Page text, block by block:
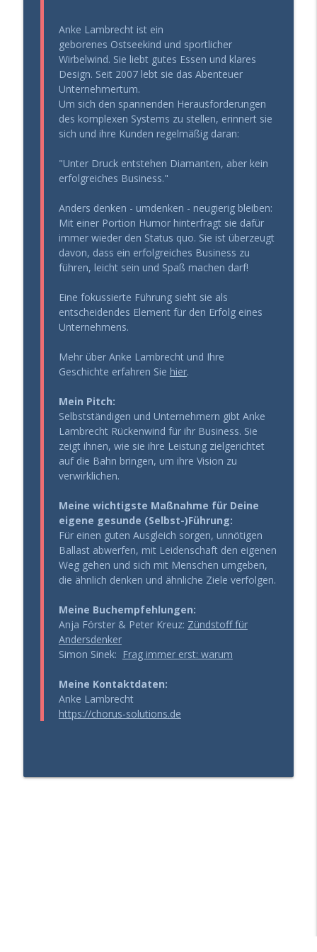
Mit 60 mehr Energie haben, als mit 30?
(Das Geheimnis der Kohärenz)
Gesund Führen - der Leadership Podcast
Die „Vernunft-Falle“: Warum erfahrenen
Chefs der Durchbruch fehlt
Gesund Führen - der Leadership Podcast
info_outline
Blutwerte top, trotzdem erschöpft?
Warum Urlaub dir nicht mehr hilft
Entscheidungserschöpfung: Wie du trotz
Dauerstress die Nerven behältst
Gesund Führen - der Leadership Podcast
info_outline
Erfolg entscheidet
Gesund Führen - der Leadership Podcast
der Grund sein
Gesund Führen - der Leadership Podcast
314 – Respektlos ohne es zu merken?
René Borbonus über wertschätzende
Kommunikation
Gesund Führen - der Leadership Podcast
Anke Lambrecht ist ein
geborenes Ostseekind und sportlicher
Wirbelwind. Sie liebt gutes Essen und klares
Design. Seit 2007 lebt sie das Abenteuer
Unternehmertum.
Um sich den spannenden Herausforderungen
des komplexen Systems zu stellen, erinnert sie
sich und ihre Kunden regelmäßig daran:
"Unter Druck entstehen Diamanten, aber kein
erfolgreiches Business."
Anders denken - umdenken - neugierig bleiben:
Mit einer Portion Humor hinterfragt sie dafür
immer wieder den Status quo. Sie ist überzeugt
davon, dass ein erfolgreiches Business zu
führen, leicht sein und Spaß machen darf!
Eine fokussierte Führung sieht sie als
entscheidendes Element für den Erfolg eines
Unternehmens.
Mehr über Anke Lambrecht und Ihre
Geschichte erfahren Sie hier.
Mein Pitch:
Selbstständigen und Unternehmern gibt Anke
Lambrecht Rückenwind für ihr Business. Sie
zeigt ihnen, wie sie ihre Leistung zielgerichtet
auf die Bahn bringen, um ihre Vision zu
verwirklichen.
Meine wichtigste Maßnahme für Deine
eigene gesunde (Selbst-)Führung:
Für einen guten Ausgleich sorgen, unnötigen
Ballast abwerfen, mit Leidenschaft den eigenen
Weg gehen und sich mit Menschen umgeben,
die ähnlich denken und ähnliche Ziele verfolgen.
Meine Buchempfehlungen:
Anja Förster & Peter Kreuz: Zündstoff für
Andersdenker
Simon Sinek: Frag immer erst: warum
Meine Kontaktdaten:
Anke Lambrecht
https://chorus-solutions.de